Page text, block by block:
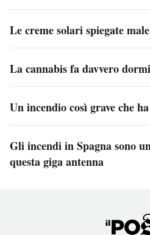
Le creme solari spiegate male
La cannabis fa davvero
Un incendio così grave che
Gli incendi in Spagna sono
questa giga antenna